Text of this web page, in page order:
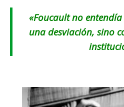
«Foucault no
una desviación, sino